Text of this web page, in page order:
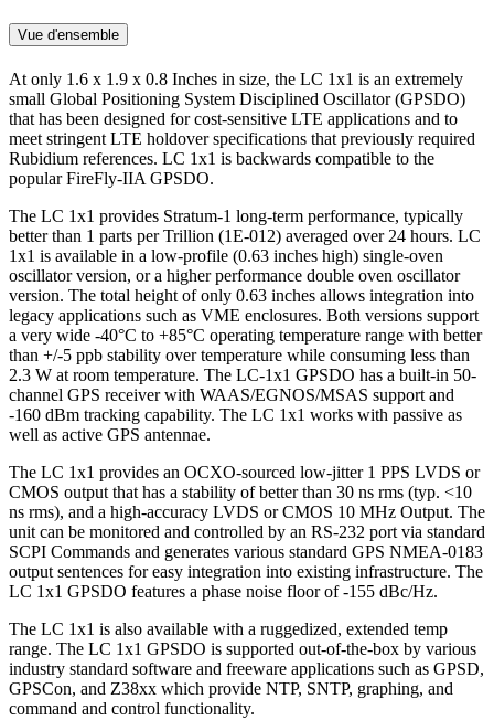
Vue d'ensemble
At only 1.6 x 1.9 x 0.8 Inches in size, the LC 1x1 is an extremely
small Global Positioning System Disciplined Oscillator (GPSDO)
that has been designed for cost-sensitive LTE applications and to
meet stringent LTE holdover specifications that previously required
Rubidium references. LC 1x1 is backwards compatible to the
popular FireFly-IIA GPSDO.
The LC 1x1 provides Stratum-1 long-term performance, typically
better than 1 parts per Trillion (1E-012) averaged over 24 hours. LC
1x1 is available in a low-profile (0.63 inches high) single-oven
oscillator version, or a higher performance double oven oscillator
version. The total height of only 0.63 inches allows integration into
legacy applications such as VME enclosures. Both versions support
a very wide -40°C to +85°C operating temperature range with better
than +/-5 ppb stability over temperature while consuming less than
2.3 W at room temperature. The LC-1x1 GPSDO has a built-in 50-
channel GPS receiver with WAAS/EGNOS/MSAS support and
-160 dBm tracking capability. The LC 1x1 works with passive as
well as active GPS antennae.
The LC 1x1 provides an OCXO-sourced low-jitter 1 PPS LVDS or
CMOS output that has a stability of better than 30 ns rms (typ. <10
ns rms), and a high-accuracy LVDS or CMOS 10 MHz Output. The
unit can be monitored and controlled by an RS-232 port via standard
SCPI Commands and generates various standard GPS NMEA-0183
output sentences for easy integration into existing infrastructure. The
LC 1x1 GPSDO features a phase noise floor of -155 dBc/Hz.
The LC 1x1 is also available with a ruggedized, extended temp
range. The LC 1x1 GPSDO is supported out-of-the-box by various
industry standard software and freeware applications such as GPSD,
GPSCon, and Z38xx which provide NTP, SNTP, graphing, and
command and control functionality.